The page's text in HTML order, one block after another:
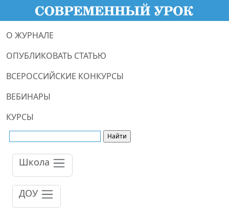
О ЖУРНАЛЕ
ОПУБЛИКОВАТЬ СТАТЬЮ
ВСЕРОССИЙСКИЕ КОНКУРСЫ
ВЕБИНАРЫ
КУРСЫ
Школа
ДОУ